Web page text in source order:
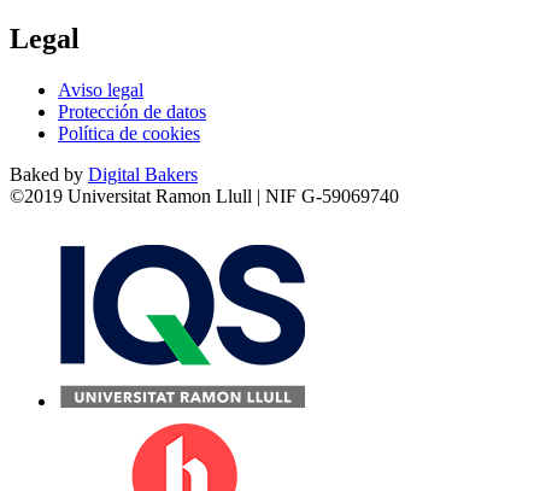
Legal
Aviso legal
Protección de datos
Política de cookies
Baked by Digital Bakers
©2019 Universitat Ramon Llull | NIF G-59069740